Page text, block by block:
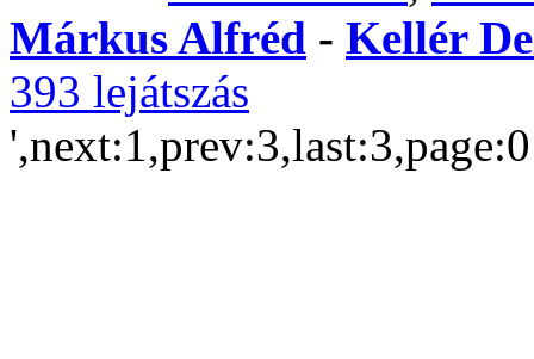
Márkus Alfréd - Kellér
393 lejátszás